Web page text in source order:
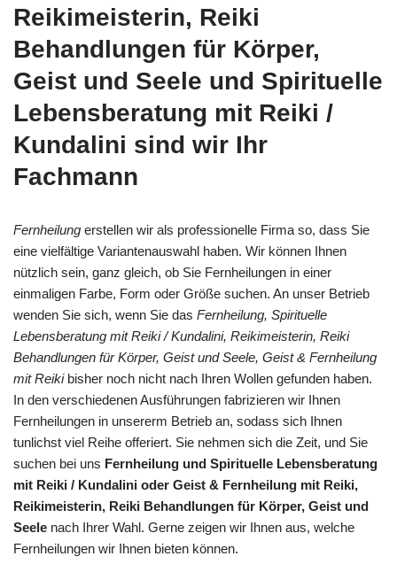
Reikimeisterin, Reiki
Behandlungen für Körper,
Geist und Seele und Spirituelle
Lebensberatung mit Reiki /
Kundalini sind wir Ihr
Fachmann
Fernheilung erstellen wir als professionelle Firma so, dass Sie
eine vielfältige Variantenauswahl haben. Wir können Ihnen
nützlich sein, ganz gleich, ob Sie Fernheilungen in einer
einmaligen Farbe, Form oder Größe suchen. An unser Betrieb
wenden Sie sich, wenn Sie das Fernheilung, Spirituelle
Lebensberatung mit Reiki / Kundalini, Reikimeisterin, Reiki
Behandlungen für Körper, Geist und Seele, Geist & Fernheilung
mit Reikibisher noch nicht nach Ihren Wollen gefunden haben.
In den verschiedenen Ausführungen fabrizieren wir Ihnen
Fernheilungen in unsererm Betrieb an, sodass sich Ihnen
tunlichst viel Reihe offeriert. Sie nehmen sich die Zeit, und Sie
suchen bei uns Fernheilung und Spirituelle Lebensberatung
mit Reiki / Kundalini oder Geist & Fernheilung mit Reiki,
Reikimeisterin, Reiki Behandlungen für Körper, Geist und
Seele nach Ihrer Wahl. Gerne zeigen wir Ihnen aus, welche
Fernheilungen wir Ihnen bieten können.